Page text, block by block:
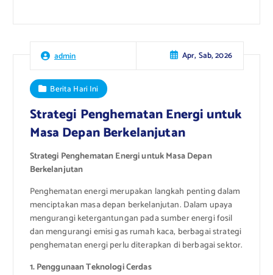
admin Apr, Sab, 2026
Berita Hari Ini
Strategi Penghematan Energi untuk
Masa Depan Berkelanjutan
Strategi Penghematan Energi untuk Masa Depan
Berkelanjutan
Penghematan energi merupakan langkah penting dalam
menciptakan masa depan berkelanjutan. Dalam upaya
mengurangi ketergantungan pada sumber energi fosil
dan mengurangi emisi gas rumah kaca, berbagai strategi
penghematan energi perlu diterapkan di berbagai sektor.
1. Penggunaan Teknologi Cerdas